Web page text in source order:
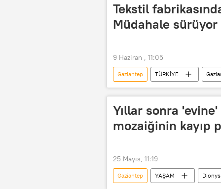
Tekstil
Müdahale sürüyor
9 Haziran , 11:05
Gaziantep TÜRKİYE
fabrika yangını
Yıllar sonra 'evine'
mozaiğinin kayıp
25 Mayıs, 11:19
Gaziantep YAŞAM